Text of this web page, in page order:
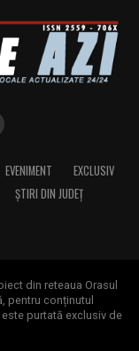
EVENIMENT
EXCLUSIV
ȘTIRI DIN JUDEȚ
din reteaua Orasul
pentru conținutul
purtată exclusiv de